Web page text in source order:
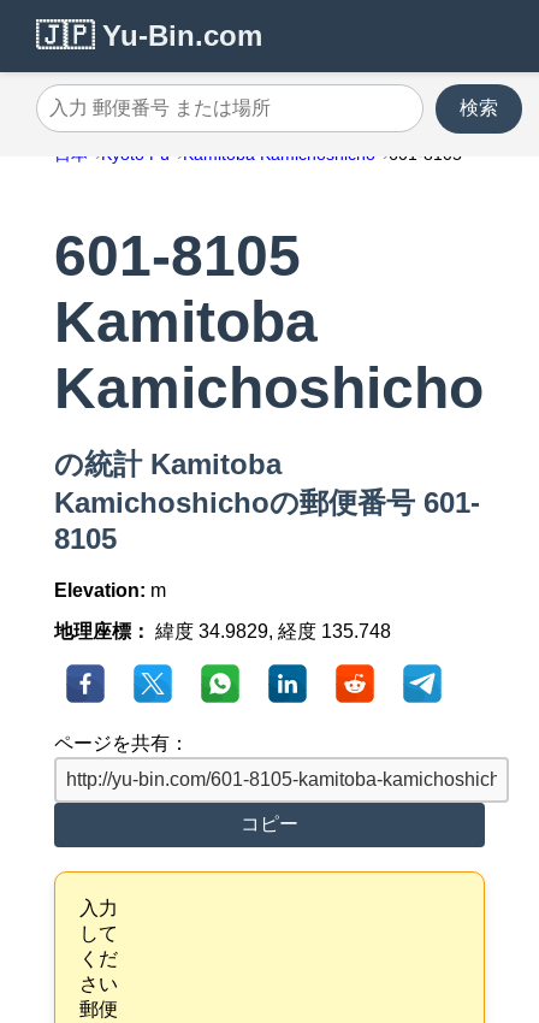
🇯🇵 Yu-Bin.com
入力 郵便番号 または場所
検索
日本 Kyoto Fu Kamitoba Kamichoshicho 601-8105
601-8105
Kamitoba
Kamichoshicho
の統計 Kamitoba
Kamichoshichoの郵便番号 601-
8105
Elevation: m
地理座標： 緯度 34.9829, 経度 135.748
ページを共有：
コピー
入力
して
くだ
さい
郵便